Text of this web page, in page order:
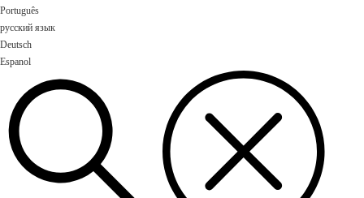
Português
русский язык
Deutsch
Espanol